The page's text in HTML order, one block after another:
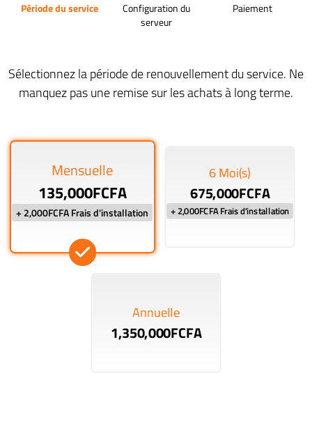
Période du service
Configuration du
serveur
Paiement
Sélectionnez la période de renouvellement du service. Ne
manquez pas une remise sur les achats à long terme.
Mensuelle
135,000FCFA
+ 2,000FCFA Frais d'installation
6 Moi(s)
675,000FCFA
+ 2,000FCFA Frais d'installation
Annuelle
1,350,000FCFA